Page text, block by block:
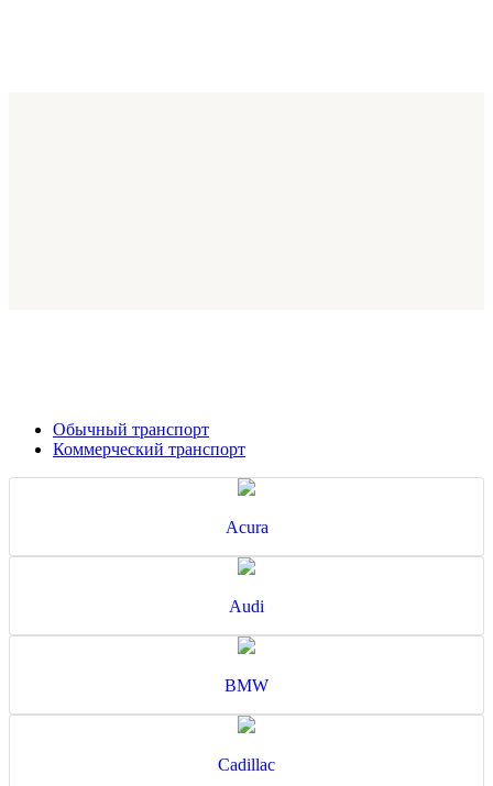
Обычный транспорт
Коммерческий транспорт
Acura
Audi
BMW
Cadillac